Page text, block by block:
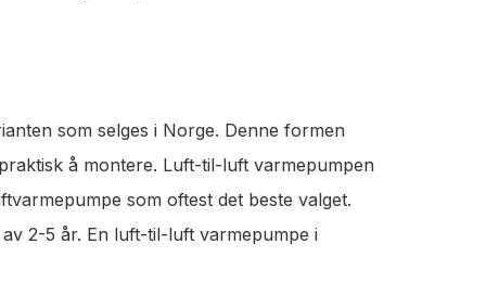
som selges i Norge. Denne formen
å montere. Luft-til-luft varmepumpen
som oftest det beste valget.
2-5 år. En luft-til-luft varmepumpe i